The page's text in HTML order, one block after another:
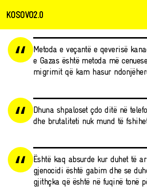
KOSOVO2.0
Metoda e veçantë e qeverisë
e Gazas është metoda më
migrimit që kam hasur
Dhuna shpaloset çdo ditë në
dhe brutaliteti nuk mund të
Është kaq absurde kur duhet të
gjenocidi është gabim dhe se
gjithçka që është në fuqinë tonë